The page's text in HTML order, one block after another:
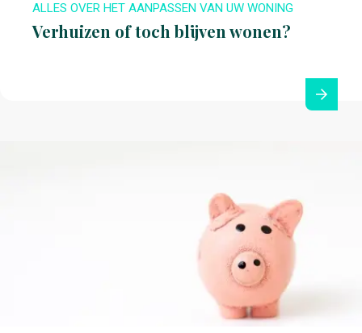
ALLES OVER HET AANPASSEN VAN UW WONING
Verhuizen of toch blijven wonen?